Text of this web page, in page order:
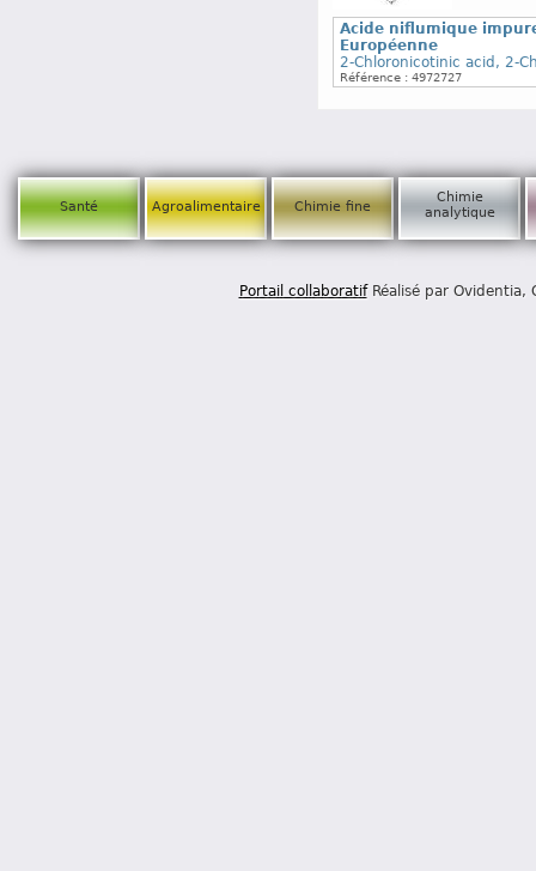
Acide niflumique
Européenne
2-Chloronicotinic acid, 2-
Référence : 4972727
Santé Agroalimentaire Chimie fine
Chimie
analytique
Portail collaboratifRéalisé par Ovidentia,